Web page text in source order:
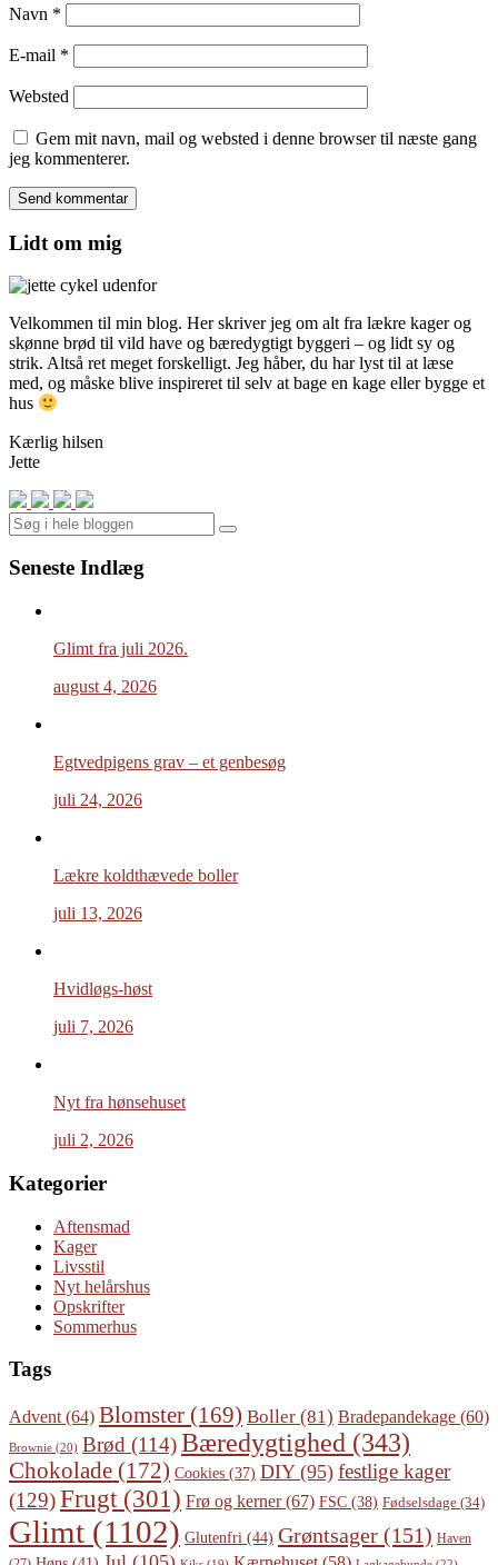
Navn *
E-mail *
Websted
Gem mit navn, mail og websted i denne browser til næste gang
jeg kommenterer.
Lidt om mig
Velkommen til min blog. Her skriver jeg om alt fra lækre kager og
skønne brød til vild have og bæredygtigt byggeri – og lidt sy og
strik. Altså ret meget forskelligt. Jeg håber, du har lyst til at læse
med, og måske blive inspireret til selv at bage en kage eller bygge et
hus
Kærlig hilsen
Jette
Search
Seneste Indlæg
Glimt fra juli 2026.
august 4, 2026
Egtvedpigens grav – et genbesøg
juli 24, 2026
Lækre koldthævede boller
juli 13, 2026
Hvidløgs-høst
juli 7, 2026
Nyt fra hønsehuset
juli 2, 2026
Kategorier
Aftensmad
Kager
Livsstil
Nyt helårshus
Opskrifter
Sommerhus
Tags
Advent (64) Blomster (169) Boller (81) Bradepandekage (60)
Brownie (20) Brød (114)Bæredygtighed (343)
Chokolade (172) Cookies (37) DIY(95) festlige kager
(129)Frugt (301) Frø og kerner(67) FSC (38) Fødselsdage (34)
Glimt (1102) Glutenfri (44) Grøntsager (151) Haven